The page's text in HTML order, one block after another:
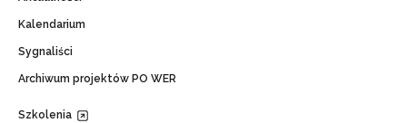
Kalendarium
Sygnaliści
Archiwum projektów PO WER
Szkolenia